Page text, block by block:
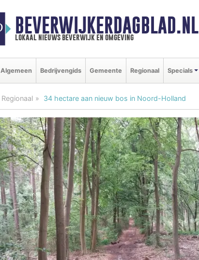
BEVERWIJKERDAGBLAD.NL
lokaal nieuws beverwijk en omgeving
Algemeen Bedrijvengids Gemeente Regionaal Specials
Regionaal 34 hectare aan nieuw bos in Noord-Holland